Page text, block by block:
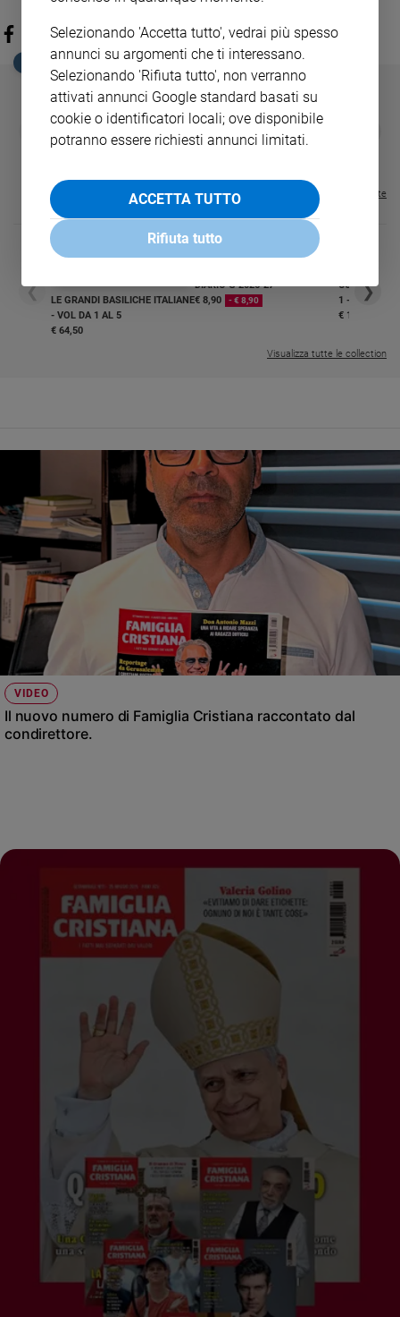
EDICOLA SAN PAOLO
GBABY
€ 34,80 € 21,90 37%
FAMIGLIA CRISTIANA
€ 104,00 € 83,00 20%
Visualizza tutte le riviste
❮
LE GRANDI BASILICHE ITALIANE
- VOL DA 1 AL 5
€ 64,50
DIARIO G 2026-27
€ 8,90
- € 8,90
COLLANA
1 - 2
€ 18,50
❯
Visualizza tutte le collection
VIDEO
Il nuovo numero di Famiglia Cristiana raccontato dal
condirettore.
Selezionando 'Accetta tutto', vedrai più spesso
annunci su argomenti che ti interessano.
Selezionando 'Rifiuta tutto', non verranno
attivati annunci Google standard basati su
cookie o identificatori locali; ove disponibile
potranno essere richiesti annunci limitati.
ACCETTA TUTTO
Rifiuta tutto